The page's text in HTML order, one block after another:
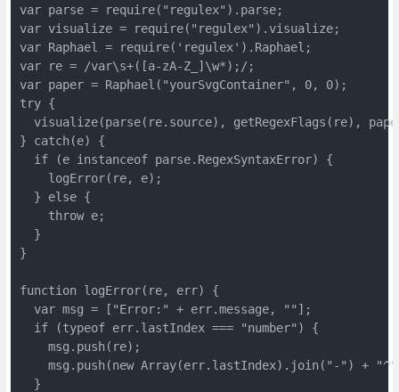
var parse = require("regulex").parse;
var visualize = require("regulex").visualize;
var Raphael = require('regulex').Raphael;
var re = /var\s+([a-zA-Z_]\w*);/;
var paper = Raphael("yourSvgContainer", 0, 0);
try {
visualize(parse(re.source), getRegexFlags(re),
} catch(e) {
  if (e instanceof parse.RegexSyntaxError) {
    logError(re, e);
  } else {
    throw e;
  }
}
function logError(re, err) {
  var msg = ["Error:" + err.message, ""];
  if (typeof err.lastIndex === "number") {
    msg.push(re);
msg.push(new Array(err.lastIndex).join("-") +
  }